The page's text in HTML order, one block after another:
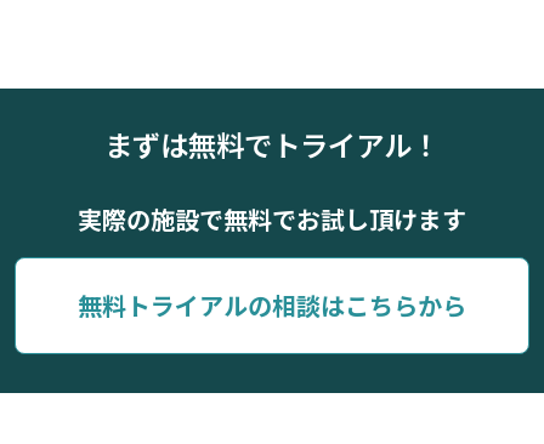
まずは無料でトライアル！
実際の施設で無料でお試し頂けます
無料トライアルの相談はこちらから